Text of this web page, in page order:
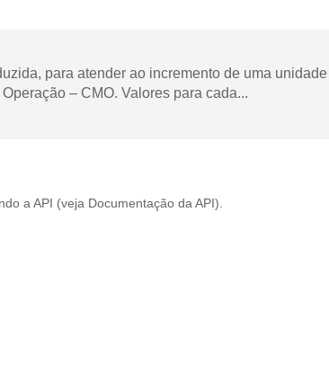
para atender ao incremento de uma
– CMO. Valores para cada...
a API (veja Documentação da API ).